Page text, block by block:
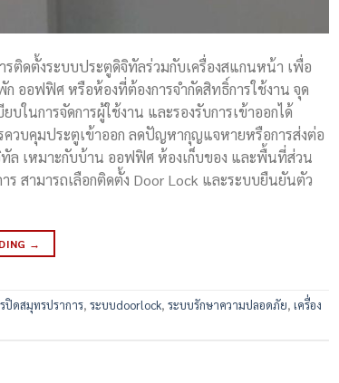
ติดตั้งระบบประตูดิจิทัลร่วมกับเครื่องสแกนหน้า เพื่อ
ออฟฟิศ หรือห้องที่ต้องการจำกัดสิทธิ์การใช้งาน จุด
ในการจัดการผู้ใช้งาน และรองรับการเข้าออกได้
วบคุมประตูเข้าออก ลดปัญหากุญแจหายหรือการส่งต่อ
ล เหมาะกับบ้าน ออฟฟิศ ห้องเก็บของ และพื้นที่ส่วน
สามารถเลือกติดตั้ง Door Lock และระบบยืนยันตัว
→
ปิดสมุทรปราการ, ระบบdoorlock, ระบบรักษาความปลอดภัย, เครื่อง